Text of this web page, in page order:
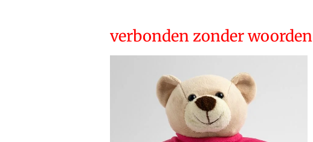
verbonden zonder woorden